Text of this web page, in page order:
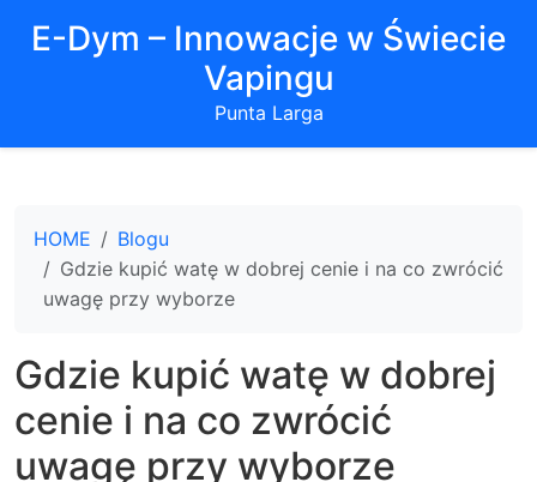
E-Dym – Innowacje w Świecie
Vapingu
Punta Larga
HOME
Blogu
Gdzie kupić watę w dobrej cenie i na co zwrócić
uwagę przy wyborze
Gdzie kupić watę w dobrej
cenie i na co zwrócić
uwagę przy wyborze